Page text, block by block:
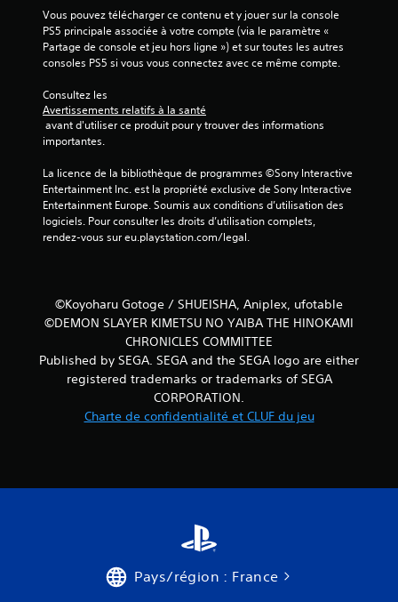
Vous pouvez télécharger ce contenu et y jouer sur la console
PS5 principale associée à votre compte (via le paramètre «
Partage de console et jeu hors ligne ») et sur toutes les autres
consoles PS5 si vous vous connectez avec ce même compte.
Consultez les
Avertissements relatifs à la santé
importantes.
La licence de la bibliothèque de programmes ©Sony Interactive
Entertainment Inc. est la propriété exclusive de Sony Interactive
Entertainment Europe. Soumis aux conditions d’utilisation des
logiciels. Pour consulter les droits d’utilisation complets,
rendez-vous sur eu.playstation.com/legal.
©Koyoharu Gotoge / SHUEISHA, Aniplex, ufotable
©DEMON SLAYER KIMETSU NO YAIBA THE HINOKAMI
CHRONICLES COMMITTEE
Published by SEGA. SEGA and the SEGA logo are either
registered trademarks or trademarks of SEGA
CORPORATION.
Charte de confidentialité et CLUF du jeu
Pays/région : France